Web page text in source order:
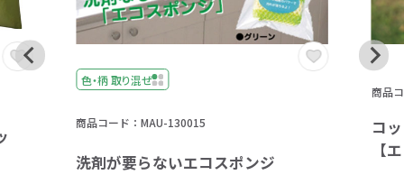
色・柄 取り混ぜ
商品コード：MAU-130015
洗剤が要らないエコスポンジ
商品
コ
【